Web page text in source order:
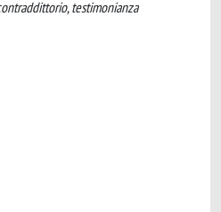
testimonianza